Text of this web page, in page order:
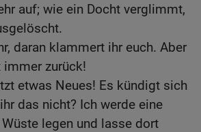
auf; wie ein Docht verglimmt,
daran klammert ihr euch. Aber
zurück!
etwas Neues! Es kündigt sich
das nicht? Ich werde eine
legen und lasse dort